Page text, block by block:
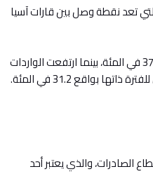
تعد نقطة وصل بين قارات آسيا
ووفق الأرقام الرسمية، ارتفعت قيمة الصادرات خلال أول شهرين من هذا العام بواقع 37 في المئة، بينما ارتفعت الواردات
الصادرات، والذي يعتبر أحد